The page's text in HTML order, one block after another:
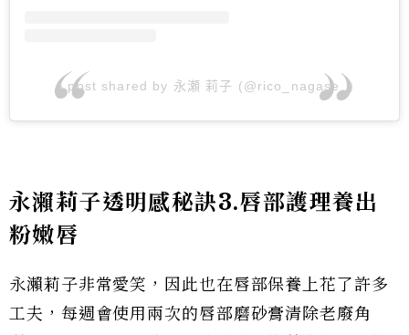
A post shared by 永瀬 莉子 (@rico_nagase_)
永瀨莉子透明感秘訣3.唇部護理養出
粉嫩唇
永瀨莉子非常愛笑，因此也在唇部保養上花了許多
工夫，每週會使用兩次的唇部磨砂膏清除老廢角